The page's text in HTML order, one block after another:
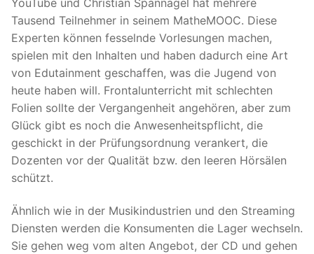
Tausend Teilnehmer in seinem MatheMOOC. Diese
Experten können fesselnde Vorlesungen machen,
spielen mit den Inhalten und haben dadurch eine Art
von Edutainment geschaffen, was die Jugend von
heute haben will. Frontalunterricht mit schlechten
Folien sollte der Vergangenheit angehören, aber zum
Glück gibt es noch die Anwesenheitspflicht, die
geschickt in der Prüfungsordnung verankert, die
Dozenten vor der Qualität bzw. den leeren Hörsälen
schützt.
Ähnlich wie in der Musikindustrien und den Streaming
Diensten werden die Konsumenten die Lager wechseln.
Sie gehen weg vom alten Angebot, der CD und gehen